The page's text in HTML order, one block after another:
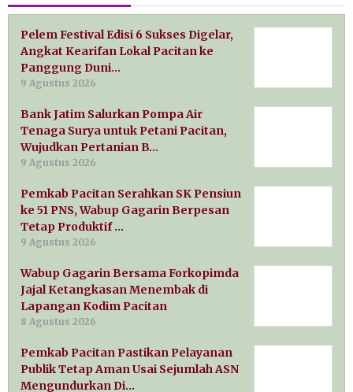
Pelem Festival Edisi 6 Sukses Digelar,
Angkat Kearifan Lokal Pacitan ke
Panggung Duni…
9 Agustus 2026
Bank Jatim Salurkan Pompa Air
Tenaga Surya untuk Petani Pacitan,
Wujudkan Pertanian B…
9 Agustus 2026
Pemkab Pacitan Serahkan SK Pensiun
ke 51 PNS, Wabup Gagarin Berpesan
Tetap Produktif …
9 Agustus 2026
Wabup Gagarin Bersama Forkopimda
Jajal Ketangkasan Menembak di
Lapangan Kodim Pacitan
8 Agustus 2026
Pemkab Pacitan Pastikan Pelayanan
Publik Tetap Aman Usai Sejumlah ASN
Mengundurkan Di…